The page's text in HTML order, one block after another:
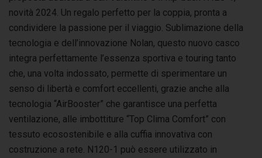
novità 2024. Un regalo perfetto per la coppia, pronta a
condividere la passione per il viaggio. Sublimazione della
tecnologia e dell’innovazione Nolan, questo nuovo casco
integra perfettamente l’essenza sportiva e touring tanto
che, una volta indossato, permette di sperimentare un
senso di libertà e comfort eccellenti, grazie anche alla
tecnologia “AirBooster” che garantisce una perfetta
ventilazione, alle imbottiture “Top Clima Comfort” con
tessuto ecosostenibile e alla cuffia innovativa con
costruzione a rete. N120-1 può essere utilizzato in